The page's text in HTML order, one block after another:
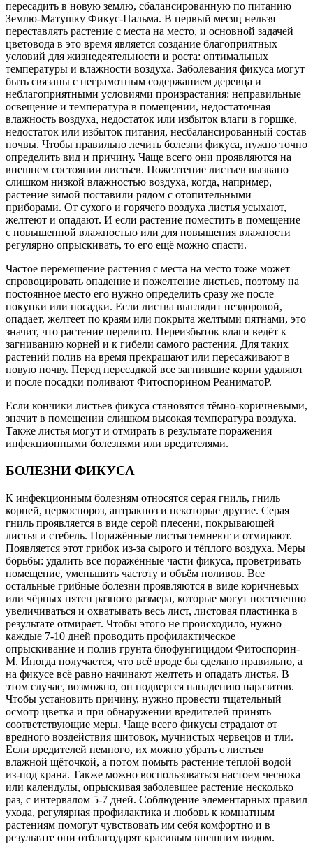
пересадить в новую землю, сбалансированную по питанию
Землю-Матушку Фикус-Пальма. В первый месяц нельзя
переставлять растение с места на место, и основной задачей
цветовода в это время является создание благоприятных
условий для жизнедеятельности и роста: оптимальных
температуры и влажности воздуха. Заболевания фикуса могут
быть связаны с неграмотным содержанием деревца и
неблагоприятными условиями произрастания: неправильные
освещение и температура в помещении, недостаточная
влажность воздуха, недостаток или избыток влаги в горшке,
недостаток или избыток питания, несбалансированный состав
почвы. Чтобы правильно лечить болезни фикуса, нужно точно
определить вид и причину. Чаще всего они проявляются на
внешнем состоянии листьев. Пожелтение листьев вызвано
слишком низкой влажностью воздуха, когда, например,
растение зимой поставили рядом с отопительными
приборами. От сухого и горячего воздуха листья усыхают,
желтеют и опадают. И если растение поместить в помещение
с повышенной влажностью или для повышения влажности
регулярно опрыскивать, то его ещё можно спасти.
Частое перемещение растения с места на место тоже может
спровоцировать опадение и пожелтение листьев, поэтому на
постоянное место его нужно определить сразу же после
покупки или посадки. Если листва выглядит нездоровой,
опадает, желтеет по краям или покрыта желтыми пятнами, это
значит, что растение перелито. Переизбыток влаги ведёт к
загниванию корней и к гибели самого растения. Для таких
растений полив на время прекращают или пересаживают в
новую почву. Перед пересадкой все загнившие корни удаляют
и после посадки поливают Фитоспорином РеаниматоР.
Если кончики листьев фикуса становятся тёмно-коричневыми,
значит в помещении слишком высокая температура воздуха.
Также листья могут и отмирать в результате поражения
инфекционными болезнями или вредителями.
БОЛЕЗНИ ФИКУСА
К инфекционным болезням относятся серая гниль, гниль
корней, церкоспороз, антракноз и некоторые другие. Серая
гниль проявляется в виде серой плесени, покрывающей
листья и стебель. Поражённые листья темнеют и отмирают.
Появляется этот грибок из-за сырого и тёплого воздуха. Меры
борьбы: удалить все поражённые части фикуса, проветривать
помещение, уменьшить частоту и объём поливов. Все
остальные грибные болезни проявляются в виде коричневых
или чёрных пятен разного размера, которые могут постепенно
увеличиваться и охватывать весь лист, листовая пластинка в
результате отмирает. Чтобы этого не происходило, нужно
каждые 7-10 дней проводить профилактическое
опрыскивание и полив грунта биофунгицидом Фитоспорин-
М. Иногда получается, что всё вроде бы сделано правильно, а
на фикусе всё равно начинают желтеть и опадать листья. В
этом случае, возможно, он подвергся нападению паразитов.
Чтобы установить причину, нужно провести тщательный
осмотр цветка и при обнаружении вредителей принять
соответствующие меры. Чаще всего фикусы страдают от
вредного воздействия щитовок, мучнистых червецов и тли.
Если вредителей немного, их можно убрать с листьев
влажной щёточкой, а потом помыть растение тёплой водой
из-под крана. Также можно воспользоваться настоем чеснока
или календулы, опрыскивая заболевшее растение несколько
раз, с интервалом 5-7 дней. Соблюдение элементарных правил
ухода, регулярная профилактика и любовь к комнатным
растениям помогут чувствовать им себя комфортно и в
результате они отблагодарят красивым внешним видом.